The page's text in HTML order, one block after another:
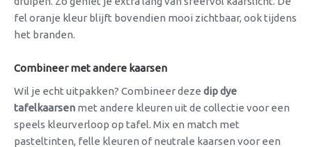
fel oranje kleur blijft bovendien mooi zichtbaar, ook tijdens
het branden.
Combineer met andere kaarsen
Wil je echt uitpakken? Combineer deze dip dye
tafelkaarsen met andere kleuren uit de collectie voor een
speels kleurverloop op tafel. Mix en match met
pasteltinten, felle kleuren of neutrale kaarsen voor een